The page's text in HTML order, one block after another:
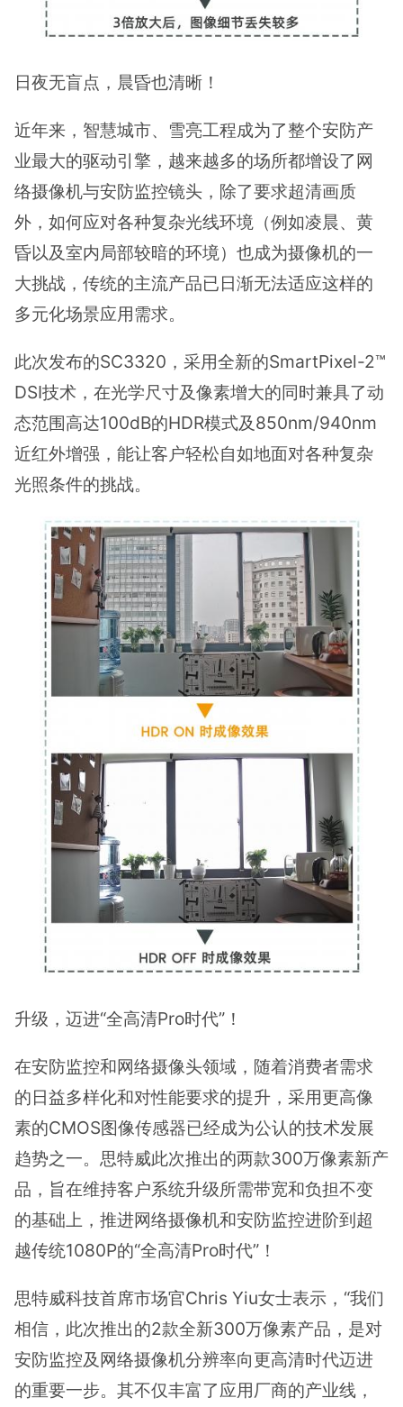
日夜无盲点，晨昏也清晰！
近年来，智慧城市、雪亮工程成为了整个安防产
业最大的驱动引擎，越来越多的场所都增设了网
络摄像机与安防监控镜头，除了要求超清画质
外，如何应对各种复杂光线环境（例如凌晨、黄
昏以及室内局部较暗的环境）也成为摄像机的一
大挑战，传统的主流产品已日渐无法适应这样的
多元化场景应用需求。
此次发布的SC3320，采用全新的SmartPixel-2™
DSI技术，在光学尺寸及像素增大的同时兼具了动
态范围高达100dB的HDR模式及850nm/940nm
近红外增强，能让客户轻松自如地面对各种复杂
光照条件的挑战。
升级，迈进“全高清Pro时代”！
在安防监控和网络摄像头领域，随着消费者需求
的日益多样化和对性能要求的提升，采用更高像
素的CMOS图像传感器已经成为公认的技术发展
趋势之一。思特威此次推出的两款300万像素新产
品，旨在维持客户系统升级所需带宽和负担不变
的基础上，推进网络摄像机和安防监控进阶到超
越传统1080P的“全高清Pro时代”！
思特威科技首席市场官Chris Yiu女士表示，“我们
相信，此次推出的2款全新300万像素产品，是对
安防监控及网络摄像机分辨率向更高清时代迈进
的重要一步。其不仅丰富了应用厂商的产业线，